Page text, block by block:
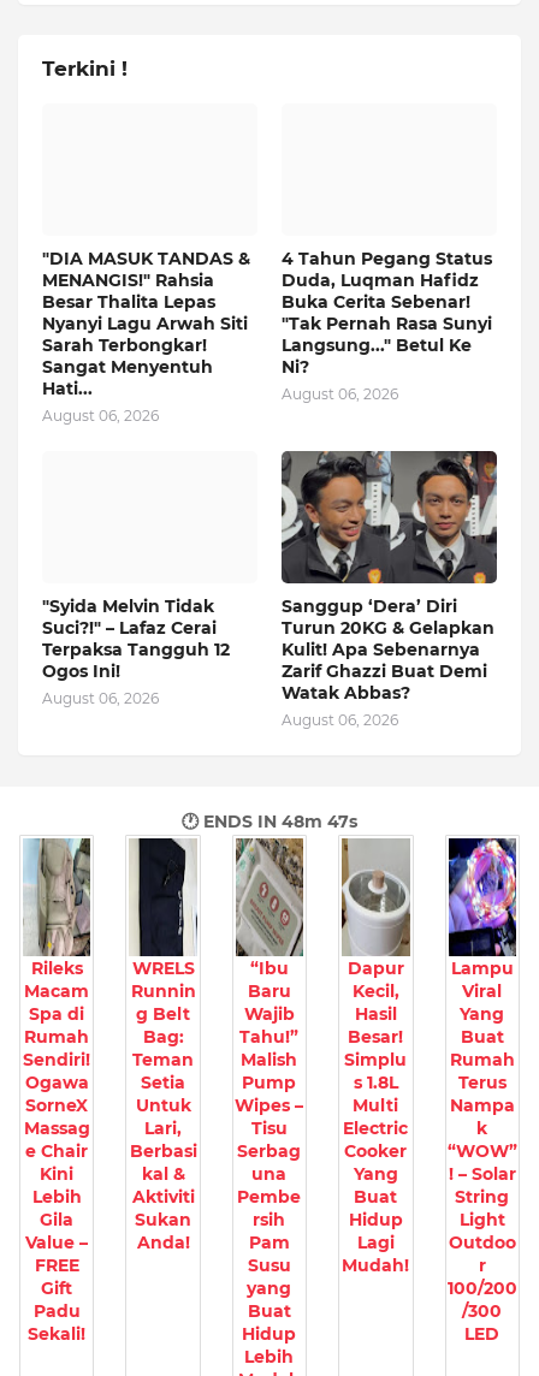
Terkini !
"DIA MASUK TANDAS &
MENANGIS!" Rahsia
Besar Thalita Lepas
Nyanyi Lagu Arwah Siti
Sarah Terbongkar!
Sangat Menyentuh
Hati...
August 06, 2026
4 Tahun Pegang Status
Duda, Luqman Hafidz
Buka Cerita Sebenar!
"Tak Pernah Rasa Sunyi
Langsung..." Betul Ke
Ni?
August 06, 2026
"Syida Melvin Tidak
Suci?!" – Lafaz Cerai
Terpaksa Tangguh 12
Ogos Ini!
August 06, 2026
Sanggup ‘Dera’ Diri
Turun 20KG & Gelapkan
Kulit! Apa Sebenarnya
Zarif Ghazzi Buat Demi
Watak Abbas?
August 06, 2026
🕐 ENDS IN 48m 45s
Rileks
Macam
Spa di
Rumah
Sendiri!
Ogawa
SorneX
Massag
e Chair
Kini
Lebih
Gila
Value –
FREE
Gift
Padu
Sekali!
WRELS
Runnin
g Belt
Bag:
Teman
Setia
Untuk
Lari,
Berbasi
kal &
Aktiviti
Sukan
Anda!
“Ibu
Baru
Wajib
Tahu!”
Malish
Pump
Wipes –
Tisu
Serbag
una
Pembe
rsih
Pam
Susu
yang
Buat
Hidup
Lebih
Dapur
Kecil,
Hasil
Besar!
Simplu
s 1.8L
Multi
Electric
Cooker
Yang
Buat
Hidup
Lagi
Mudah!
Lampu
Viral
Yang
Buat
Rumah
Terus
Nampa
k
“WOW”
! – Solar
String
Light
Outdoo
r
100/200
/300
LED